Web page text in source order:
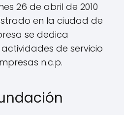
26 de abril de 2010
en la ciudad de
se dedica
de servicio
n.c.p.